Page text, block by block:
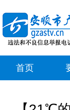
首页